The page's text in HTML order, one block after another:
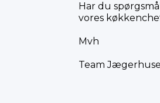
Har du
vores
Mvh
Team